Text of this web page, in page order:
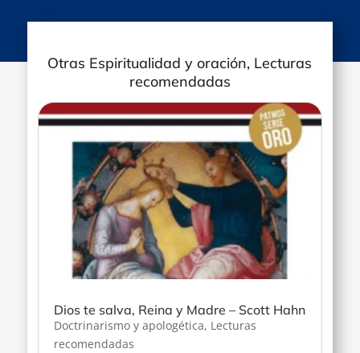
Otras Espiritualidad y oración, Lecturas
recomendadas
Dios te salva, Reina y Madre – Scott Hahn
Doctrinarismo y apologética, Lecturas
recomendadas